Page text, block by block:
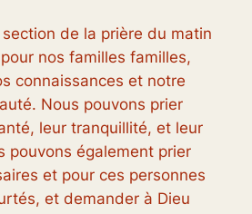
de la prière du matin
nos familles familles,
connaissances et notre
Nous pouvons prier
leur tranquillité, et leur
pouvons également prier
et pour ces personnes
et demander à Dieu